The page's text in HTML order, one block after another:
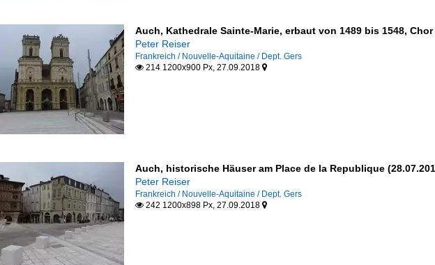
Auch, Kathedrale Sainte-Marie, erbaut von 1489 bis 1548,
Peter Reiser
Frankreich / Nouvelle-Aquitaine / Dept. Gers
214 1200x900 Px, 27.09.2018 
Auch, historische Häuser am Place de la Republique
Peter Reiser
Frankreich / Nouvelle-Aquitaine / Dept. Gers
242 1200x898 Px, 27.09.2018 